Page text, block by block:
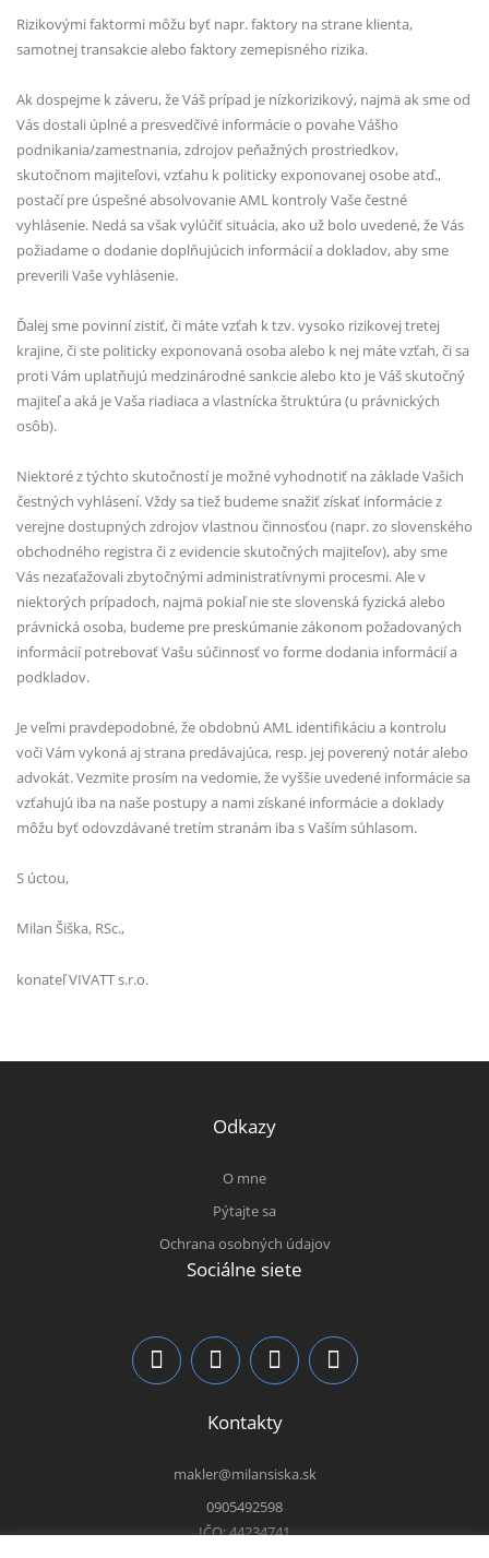
Rizikovými faktormi môžu byť napr. faktory na strane klienta,
samotnej transakcie alebo faktory zemepisného rizika.
Ak dospejme k záveru, že Váš prípad je nízkorizikový, najmä ak sme od
Vás dostali úplné a presvedčivé informácie o povahe Vášho
podnikania/zamestnania, zdrojov peňažných prostriedkov,
skutočnom majiteľovi, vzťahu k politicky exponovanej osobe atď.,
postačí pre úspešné absolvovanie AML kontroly Vaše čestné
vyhlásenie. Nedá sa však vylúčiť situácia, ako už bolo uvedené, že Vás
požiadame o dodanie doplňujúcich informácií a dokladov, aby sme
preverili Vaše vyhlásenie.
Ďalej sme povinní zistiť, či máte vzťah k tzv. vysoko rizikovej tretej
krajine, či ste politicky exponovaná osoba alebo k nej máte vzťah, či sa
proti Vám uplatňujú medzinárodné sankcie alebo kto je Váš skutočný
majiteľ a aká je Vaša riadiaca a vlastnícka štruktúra (u právnických
osôb).
Niektoré z týchto skutočností je možné vyhodnotiť na základe Vašich
čestných vyhlásení. Vždy sa tiež budeme snažiť získať informácie z
verejne dostupných zdrojov vlastnou činnosťou (napr. zo slovenského
obchodného registra či z evidencie skutočných majiteľov), aby sme
Vás nezaťažovali zbytočnými administratívnymi procesmi. Ale v
niektorých prípadoch, najmä pokiaľ nie ste slovenská fyzická alebo
právnická osoba, budeme pre preskúmanie zákonom požadovaných
informácií potrebovať Vašu súčinnosť vo forme dodania informácií a
podkladov.
Je veľmi pravdepodobné, že obdobnú AML identifikáciu a kontrolu
voči Vám vykoná aj strana predávajúca, resp. jej poverený notár alebo
advokát. Vezmite prosím na vedomie, že vyššie uvedené informácie sa
vzťahujú iba na naše postupy a nami získané informácie a doklady
môžu byť odovzdávané tretím stranám iba s Vaším súhlasom.
S úctou,
Milan Šiška, RSc.,
konateľ VIVATT s.r.o.
Odkazy
O mne
Pýtajte sa
Ochrana osobných údajov
Sociálne siete
Kontakty
makler@milansiska.sk
0905492598
IČO: 44234741